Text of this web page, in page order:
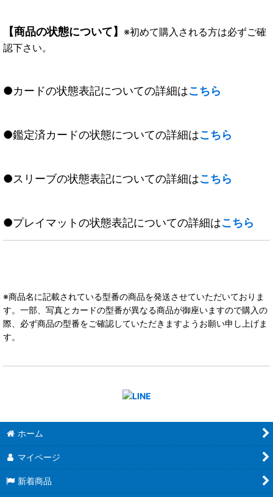
【商品の状態について】 ※初めて購入される方は必ずご確
認下さい。
●カードの状態表記についての詳細はこちら
●鑑定済カードの状態についての詳細はこちら
●スリーブの状態表記についての詳細はこちら
●プレイマットの状態表記についての詳細はこちら
※商品名に記載されている型番の商品を発送させていただいておりま
す。一部、写真とカードの型番が異なる商品が御座いますので購入の
際、必ず商品の型番をご確認していただきますようお願い申し上げま
す。
ホーム
マイページ
新着商品